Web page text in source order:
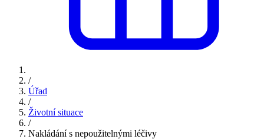
/
Úřad
/
Životní situace
/
Nakládání s nepoužitelnými léčivy